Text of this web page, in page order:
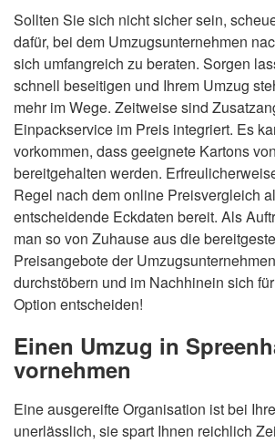
Sollten Sie sich nicht sicher sein,
dafür, bei dem Umzugsunternehmen
sich umfangreich zu beraten. Sorgen
schnell beseitigen und Ihrem Umzug
mehr im Wege. Zeitweise sind
Einpackservice im Preis integriert. Es
vorkommen, dass geeignete Kartons
bereitgehalten werden.
Regel nach dem online Preisvergleich
entscheidende Eckdaten bereit. Als
man so von Zuhause aus die
Preisangebote der
durchstöbern und im Nachhinein sich
Option entscheiden!
Einen Umzug in
vornehmen
Eine ausgereifte Organisation ist bei
unerlässlich, sie spart Ihnen reichlich